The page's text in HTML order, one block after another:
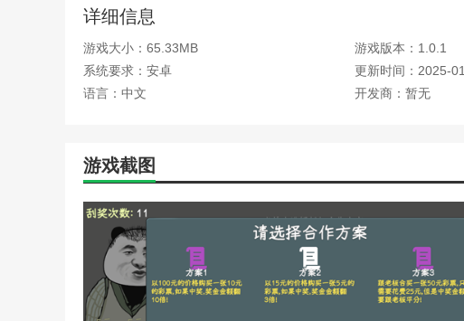
三、新增总计10种彩票种类
共计新增全新的彩票新玩法：
1、5元——大灌篮刮刮乐
4、10元——超级好运
5、20元——发大财
6、20元——秘境寻宝
7、30元——财源滚滚
8、300——金鸡报喜
详细信息
游戏大小：65.33MB
游戏版本：1.0.1
系统要求：安卓
更新时间：2025-
语言：中文
开发商：暂无
游戏截图